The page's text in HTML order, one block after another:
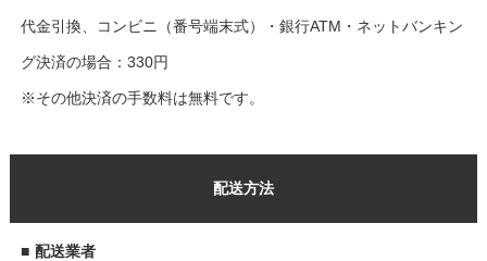
代金引換、コンビニ（番号端末式）・銀行ATM・ネットバンキン
グ決済の場合：330円
※その他決済の手数料は無料です。
配送方法
■ 配送業者